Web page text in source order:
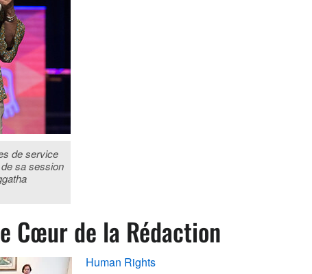
de service
sa session
Cœur de la Rédaction
Human Rights